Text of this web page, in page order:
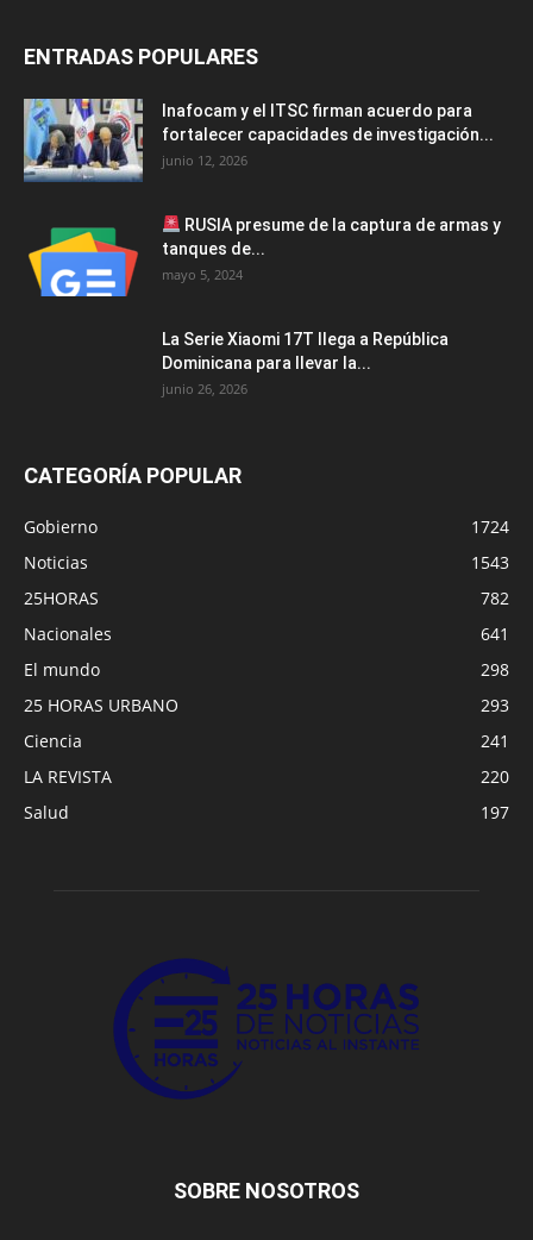
ENTRADAS POPULARES
Inafocam y el ITSC firman acuerdo para
fortalecer capacidades de investigación...
junio 12, 2026
RUSIA presume de la captura de armas y
tanques de...
mayo 5, 2024
La Serie Xiaomi 17T llega a República
Dominicana para llevar la...
junio 26, 2026
CATEGORÍA POPULAR
Gobierno
1724
Noticias
1543
25HORAS
782
Nacionales
641
El mundo
298
25 HORAS URBANO
293
Ciencia
241
LA REVISTA
220
Salud
197
SOBRE NOSOTROS